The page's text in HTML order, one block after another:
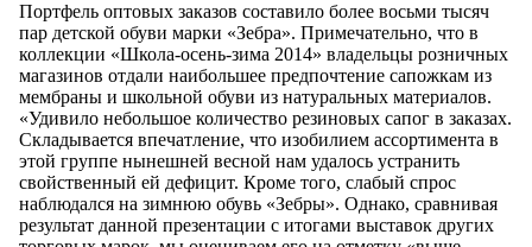
Портфель оптовых заказов составило более восьми тысяч
пар детской обуви марки «Зебра». Примечательно, что в
коллекции «Школа-осень-зима 2014» владельцы розничных
магазинов отдали наибольшее предпочтение сапожкам из
мембраны и школьной обуви из натуральных материалов.
«Удивило небольшое количество резиновых сапог в заказах.
Складывается впечатление, что изобилием ассортимента в
этой группе нынешней весной нам удалось устранить
свойственный ей дефицит. Кроме того, слабый спрос
наблюдался на зимнюю обувь «Зебры». Однако, сравнивая
результат данной презентации с итогами выставок других